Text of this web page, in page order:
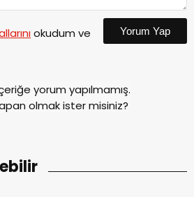
okudum ve
Yorum Yap
yorum yapılmamış.
olmak ister misiniz?